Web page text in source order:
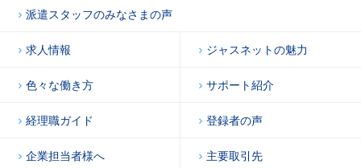
派遣スタッフのみなさまの声
求人情報 ジャスネットの魅力
色々な働き方 サポート紹介
経理職ガイド 登録者の声
企業担当者様へ 主要取引先